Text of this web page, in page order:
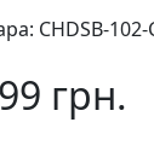
CHDSB-102-
грн.